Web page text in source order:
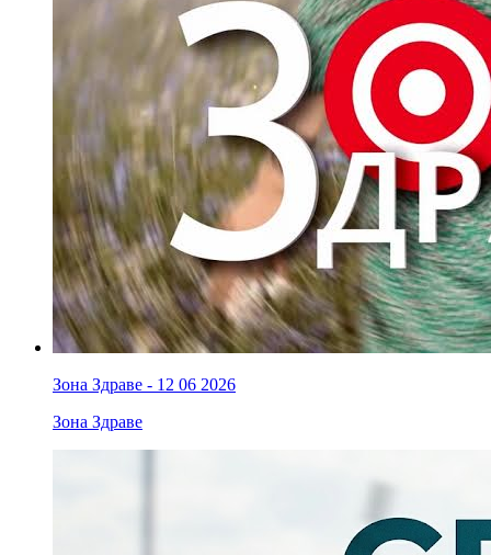
Зона Здраве - 12 06 2026
Зона Здраве